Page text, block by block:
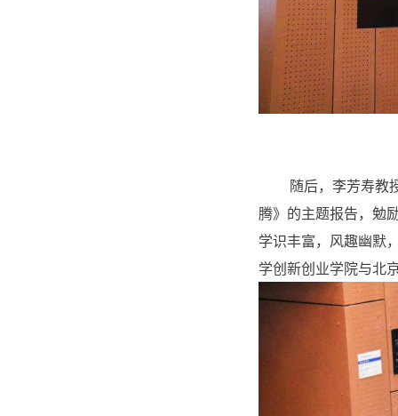
随后，李芳寿教
腾》的主题报告，勉
学识丰富，风趣幽默
学创新创业学院与北